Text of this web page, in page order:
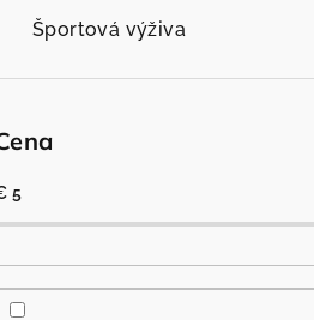
Športová výživa
5